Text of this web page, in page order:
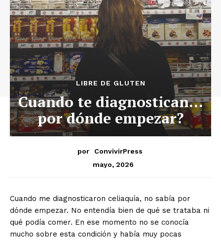
LIBRE DE GLUTEN
Cuando te diagnostican…
por dónde empezar?
por
ConvivirPress
mayo, 2026
Cuando me diagnosticaron celiaquía, no sabía por
dónde empezar. No entendía bien de qué se trataba ni
qué podía comer. En ese momento no se conocía
mucho sobre esta condición y había muy pocas